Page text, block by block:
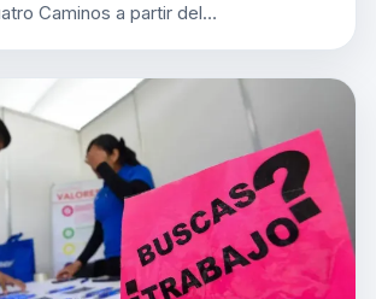
Caminos a partir del…